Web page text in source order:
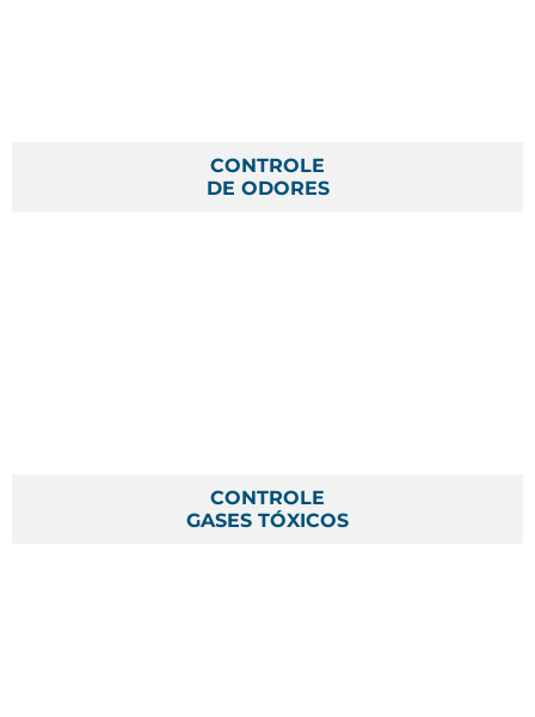
CONTROLE
DE ODORES
CONTROLE
GASES TÓXICOS